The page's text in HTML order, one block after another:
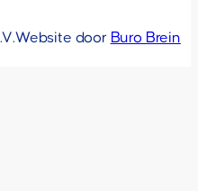
Website door Buro Brein